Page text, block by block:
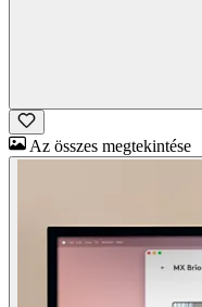
Az összes megtekintése